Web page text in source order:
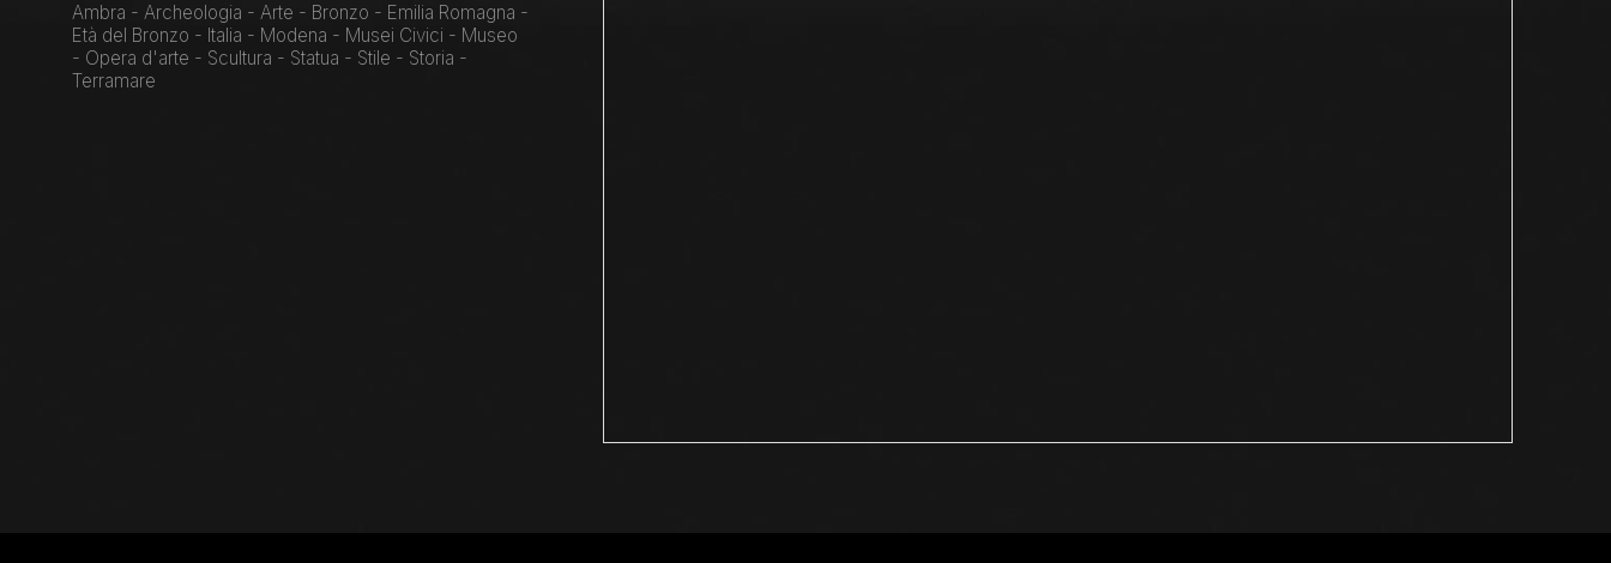
Ambra - Archeologia - Arte - Bronzo - Emilia Romagna -
Età del Bronzo - Italia - Modena - Musei Civici - Museo
- Opera d'arte - Scultura - Statua - Stile - Storia -
Terramare